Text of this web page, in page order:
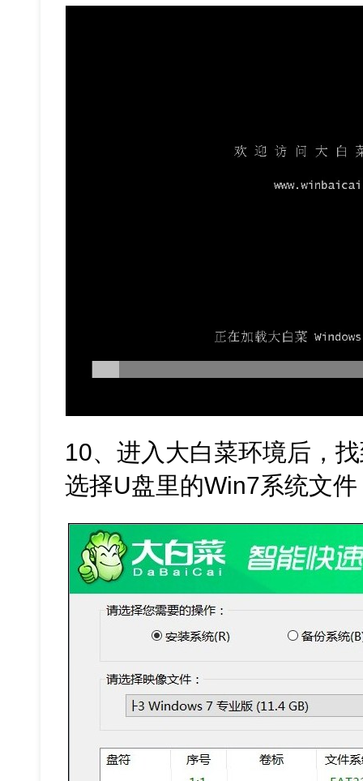
10、进入大白菜环境后，
选择U盘里的Win7系统文件